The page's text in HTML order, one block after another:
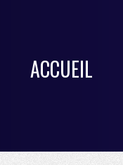
ACCUEIL